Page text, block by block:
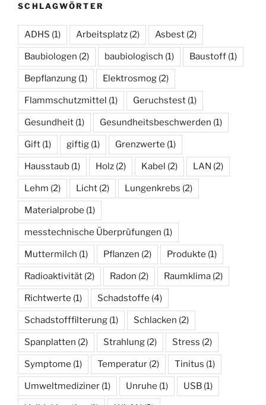
SCHLAGWÖRTER
ADHS (1) Arbeitsplatz (2) Asbest (2)
Baubiologen (2) baubiologisch (1) Baustoff (1)
Bepflanzung (1) Elektrosmog (2)
Flammschutzmittel (1) Geruchstest (1)
Gesundheit (1) Gesundheitsbeschwerden (1)
Gift (1) giftig (1) Grenzwerte (1)
Hausstaub (1) Holz (2) Kabel (2) LAN (2)
Lehm (2) Licht (2) Lungenkrebs (2)
Materialprobe (1)
messtechnische Überprüfungen (1)
Muttermilch (1) Pflanzen (2) Produkte (1)
Radioaktivität (2) Radon (2) Raumklima (2)
Richtwerte (1) Schadstoffe (4)
Schadstofffilterung (1) Schlacken (2)
Spanplatten (2) Strahlung (2) Stress (2)
Symptome (1) Temperatur (2) Tinitus (1)
Umweltmediziner (1) Unruhe (1) USB (1)